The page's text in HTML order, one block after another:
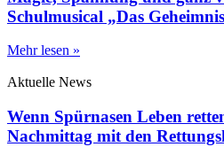
Schulmusical „Das
Mehr lesen »
Aktuelle News
Wenn Spürnasen Leben
Nachmittag mit den